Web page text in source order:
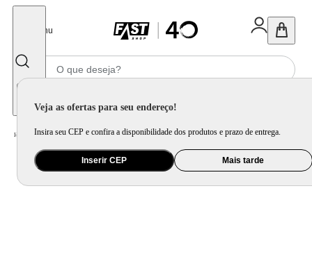
Menu
Veja as ofertas para seu endereço!
Insira seu CEP e confira a disponibilidade dos produtos e prazo de entrega.
Inserir CEP Mais tarde
Home Eletroportátil / Liquidificador / Liquidificador Britânia Revert Turbo BLQ1250P 1200W